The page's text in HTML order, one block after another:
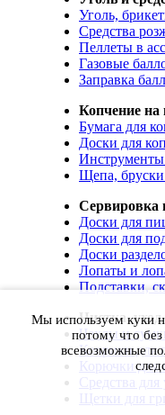
Уголь,
Средства
Пеллеты в
Газовые
Заправка
Копчение на
Бумага для
Доски для
Инструменты
Щепа,
Сервировка
Доски для
Доски для
Доски
Лопаты и
Подставки,
Чистка,
Чехлы и
Коврики для
Корючки для
Средства для
Щетки для
Мы используем куки
потому что
всевозможные